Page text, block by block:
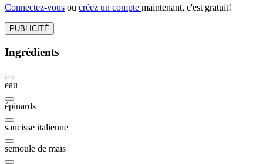
Connectez-vous ou créez un compte maintenant, c'est gratuit!
PUBLICITÉ
Ingrédients
eau
épinards
saucisse italienne
semoule de maïs